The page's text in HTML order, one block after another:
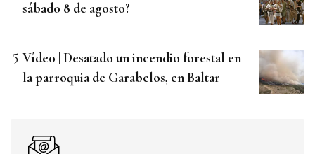
sábado 8 de agosto?
Vídeo | Desatado un incendio forestal en
la parroquia de Garabelos, en Baltar